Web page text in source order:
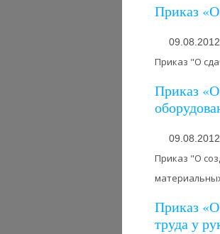
Приказ «О
09.08.2012
Приказ "О
Приказ
09.08.2012
Приказ "О
Приказ
труда у